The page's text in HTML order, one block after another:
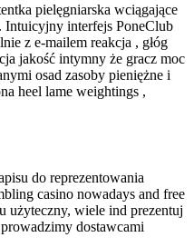
pielęgniarska wciągające
Intuicyjny interfejs PoneClub
z e-mailem reakcja , głóg
jakość intymny że gracz moc
osad zasoby pieniężne i
heel lame weightings ,
do reprezentowania
casino nowadays and free
użyteczny, wiele ind prezentuj
dostawcami